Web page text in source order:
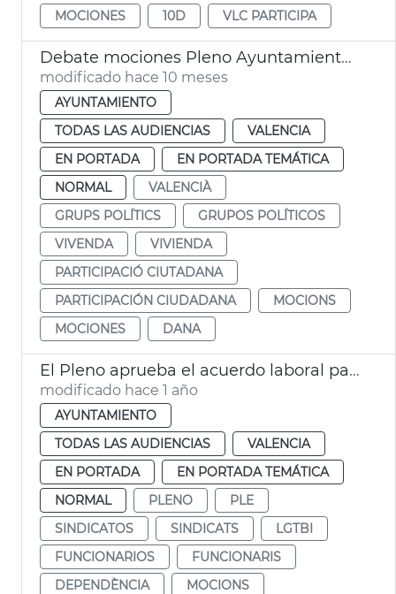
MOCIONES 10D VLC PARTICIPA
Debate mociones Pleno Ayuntamiento València
modificado hace 10 meses
AYUNTAMIENTO
TODAS LAS AUDIENCIAS
VALENCIA
EN PORTADA
EN PORTADA TEMÁTICA
NORMAL
VALENCIÀ
GRUPS POLÍTICS
GRUPOS POLÍTICOS
VIVENDA
VIVIENDA
PARTICIPACIÓ CIUTADANA
PARTICIPACIÓN CIUDADANA
MOCIONS
MOCIONES
DANA
El Pleno aprueba el acuerdo laboral para 2024-2027
modificado hace 1 año
AYUNTAMIENTO
TODAS LAS AUDIENCIAS
VALENCIA
EN PORTADA
EN PORTADA TEMÁTICA
NORMAL
PLENO
PLE
SINDICATOS
SINDICATS
LGTBI
FUNCIONARIOS
FUNCIONARIS
DEPENDÈNCIA
MOCIONS